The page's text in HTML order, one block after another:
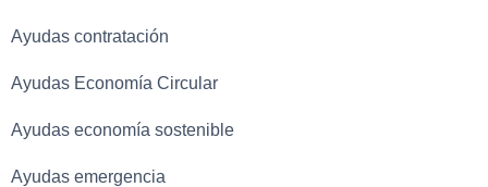
Ayudas contratación
Ayudas Economía Circular
Ayudas economía sostenible
Ayudas emergencia